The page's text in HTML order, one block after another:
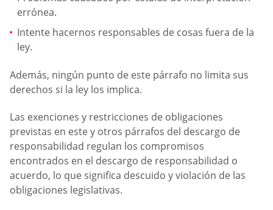
errónea.
Intente hacernos responsables de cosas fuera de la
ley.
Además, ningún punto de este párrafo no limita sus
derechos si la ley los implica.
Las exenciones y restricciones de obligaciones
previstas en este y otros párrafos del descargo de
responsabilidad regulan los compromisos
encontrados en el descargo de responsabilidad o
acuerdo, lo que significa descuido y violación de las
obligaciones legislativas.